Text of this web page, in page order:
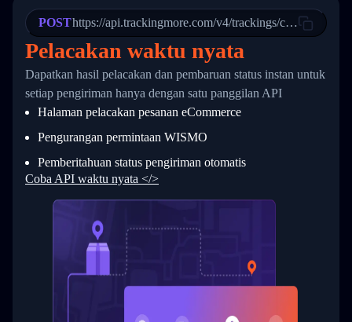
22
23
24
25
27
28
29
31
33
34
"StatusDescription": "Departed
"Details": "Departed Facility
          },
          {
            "Date": "2017-03-06 15:28:00",
"StatusDescription": "Shipment
"Details": "BEIJING-
          }
        ]
      }
  }
}
POSThttps://api.trackingmore.com/v4/trackings/create
Pelacakan waktu nyata
Dapatkan hasil pelacakan dan pembaruan status instan untuk
setiap pengiriman hanya dengan satu panggilan API
Halaman pelacakan pesanan eCommerce
Pengurangan permintaan WISMO
Pemberitahuan status pengiriman otomatis
Coba API waktu nyata </>